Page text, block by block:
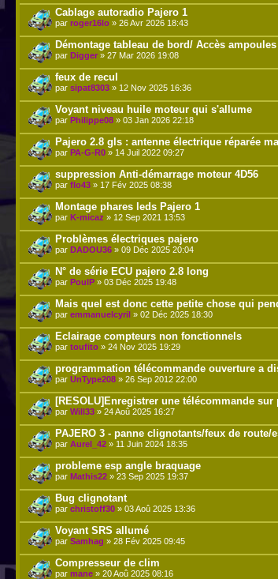
Cablage autoradio Pajero 1
par roger16lo » 26 Avr 2026 18:43
Démontage tableau de bord/ Accès
par Digger » 27 Mar 2026 19:08
feux de recul
par sipat8303 » 12 Nov 2025 16:36
Voyant niveau huile moteur qui s'allume
par Philippe08 » 03 Jan 2026 22:18
Pajero 2.8 gls : antenne électrique réparée
par PA-G-R0 » 14 Juil 2022 09:27
suppression Anti-démarrage moteur 4D56
par flo43 » 17 Fév 2025 08:38
Montage phares leds Pajero 1
par K-micaz » 12 Sep 2021 13:53
Problèmes électriques pajero
par DADOU36 » 09 Déc 2025 20:04
N° de série ECU pajero 2.8 long
par PoulP » 03 Déc 2025 19:48
Mais quel est donc cette petite chose qui
par emmanuelcyril » 02 Déc 2025 18:30
Eclairage compteurs non fonctionnels
par toufito » 24 Nov 2025 19:29
programmation télécommande ouverture a
par UnType208 » 26 Sep 2012 22:00
[RESOLU]Enregistrer une télécommande sur
par Will33 » 24 Aoû 2025 16:27
PAJERO 3 - panne clignotants/feux de route/
par Aurel_42 » 11 Juin 2024 18:35
probleme esp angle braquage
par Mathis22 » 23 Sep 2025 19:37
Bug clignotant
par christoff30 » 03 Aoû 2025 13:36
Voyant SRS allumé
par Samhag » 28 Fév 2025 09:45
Compresseur de clim
par mane » 20 Aoû 2025 08:16